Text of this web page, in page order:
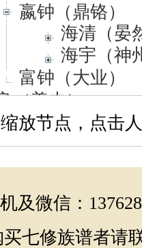
嬴钟（鼎铬）
海清（晏
海宇（神
富钟（大业）
（善夫）
文钟
海龙
海余（奇
武钟（景发）
五）
节点，点击
及微信：
买七修族谱者请